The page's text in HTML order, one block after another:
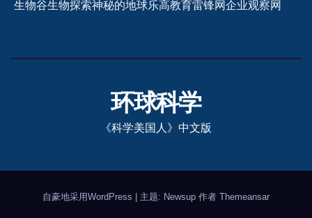
生物谷生物探索神秘的地球乐高教育雷锋网企业观察网
环球科学
《科学美国人》中文版
自豪地采用WordPress 主题: Newsup 作者 Themeansar